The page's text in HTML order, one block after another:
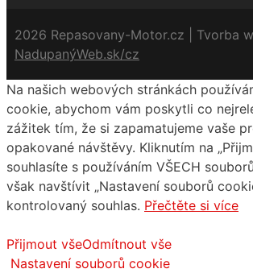
2026 Repasovany-Motor.cz | Tvorba
NadupanýWeb.sk/cz
Na našich webových stránkách
cookie, abychom vám poskytli co
zážitek tím, že si zapamatujeme vaše
opakované návštěvy. Kliknutím na
souhlasíte s používáním VŠECH
však navštívit „Nastavení souborů
kontrolovaný souhlas. Přečtěte si více
Přijmout všeOdmítnout vše
Nastavení souborů cookie